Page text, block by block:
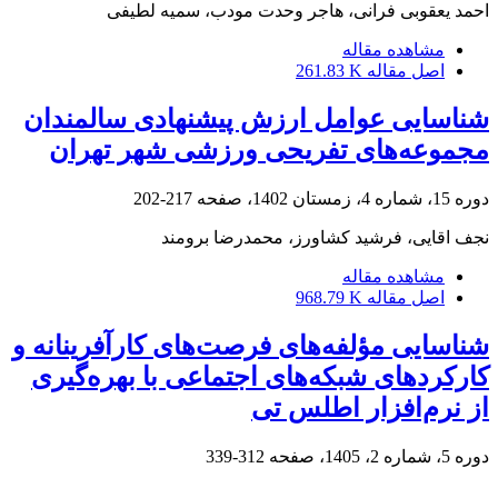
احمد یعقوبی فرانی، هاجر وحدت مودب، سمیه لطیفی
مشاهده مقاله
اصل مقاله 261.83 K
شناسایی عوامل ارزش پیشنهادی سالمندان
مجموعه‌های تفریحی ورزشی شهر تهران
دوره 15، شماره 4، زمستان 1402، صفحه 217-202
نجف اقایی، فرشید کشاورز، محمدرضا برومند
مشاهده مقاله
اصل مقاله 968.79 K
شناسایی مؤلفه‌های فرصت‌های کارآفرینانه و
کارکردهای شبکه‌های اجتماعی با بهره‌گیری
از نرم‌افزار اطلس تی
دوره 5، شماره 2، 1405، صفحه 312-339